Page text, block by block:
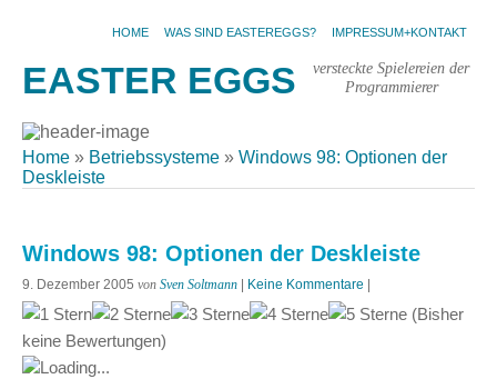
HOME WAS SIND EASTEREGGS? IMPRESSUM+KONTAKT
EASTER EGGS
versteckte Spielereien der
Programmierer
Home » Betriebssysteme » Windows 98: Optionen der
Deskleiste
Windows 98: Optionen der Deskleiste
9. Dezember 2005 von Sven Soltmann Keine Kommentare
(Bisher
keine Bewertungen)
Loading...